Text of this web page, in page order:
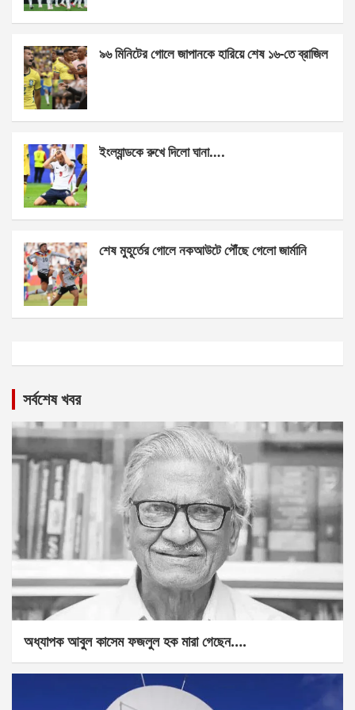
o
k
er
p
৯৬ মিনিটের গোলে জাপানকে হারিয়ে শেষ ১৬-তে ব্রাজিল
ইংল্যান্ডকে রুখে দিলো ঘানা….
শেষ মুহূর্তের গোলে নকআউটে পৌঁছে গেলো জার্মানি
সর্বশেষ খবর
অধ্যাপক আবুল কাসেম ফজলুল হক মারা গেছেন….